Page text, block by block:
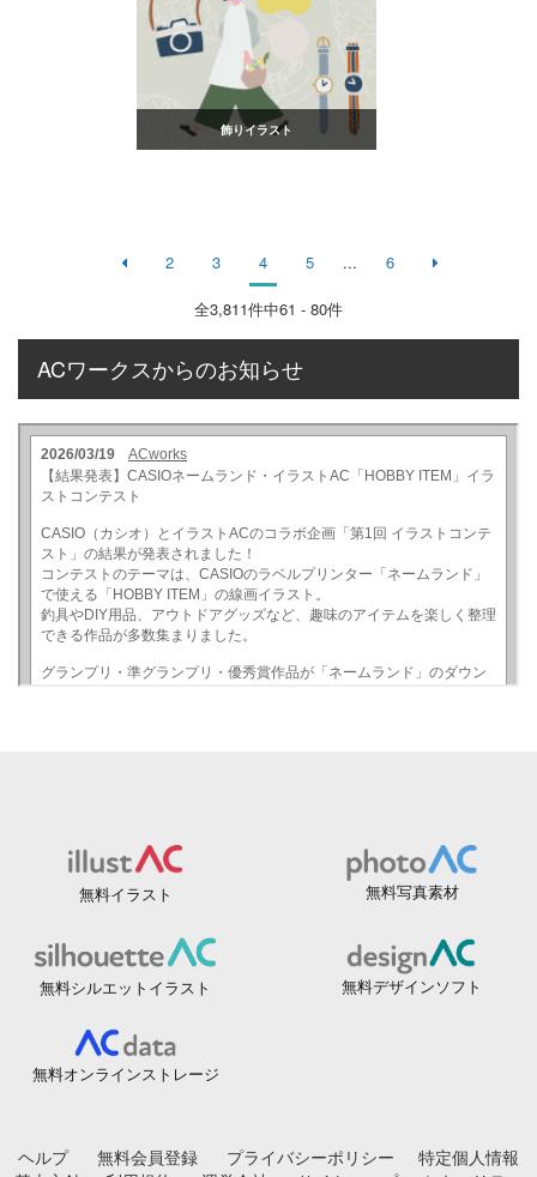
飾りイラスト
2 3 4 5 ... 6
全3,811件中61 - 80件
ACワークスからのお知らせ
無料イラスト 無料写真素材
無料シルエットイラスト 無料デザインソフト
無料オンラインストレージ
ヘルプ 無料会員登録 プライバシーポリシー
特定個人情報